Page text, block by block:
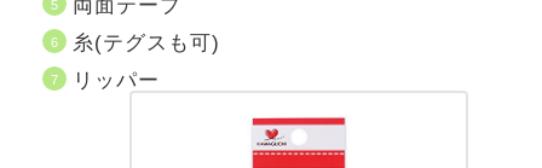
両面テープ
糸(テグスも可)
リッパー